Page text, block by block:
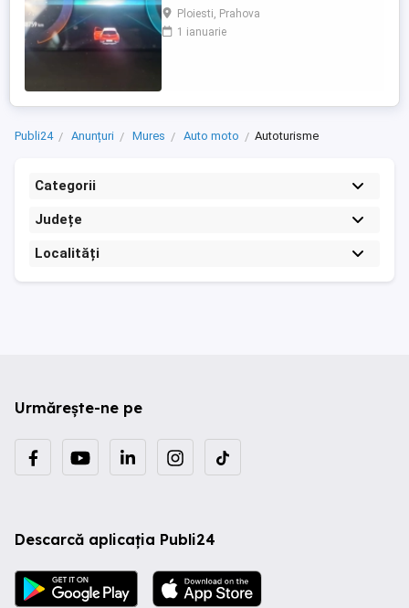
(arata ca noua, nu are zgarieturi). Folosita
doar la naveta(30km zilnic). Nu are urme
de uzura, placutele si discurile nu sunt
Ploiesti, Prahova
1 ianuarie
Publi24 Anunțuri Mures Auto moto Autoturisme
Categorii
Județe
Localități
Urmărește-ne pe
Descarcă aplicația Publi24